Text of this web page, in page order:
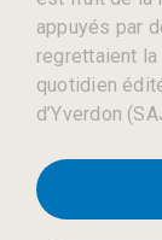
appuyés par
regrettaient
quotidien
d’Yverdon